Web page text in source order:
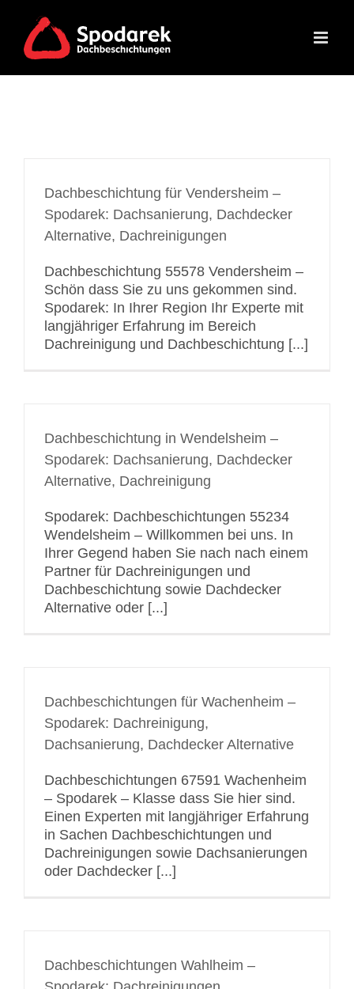
content
Dachbeschichtung für Vendersheim –
Spodarek: Dachsanierung, Dachdecker
Alternative, Dachreinigungen
Dachbeschichtung 55578 Vendersheim –
Schön dass Sie zu uns gekommen sind.
Spodarek: In Ihrer Region Ihr Experte mit
langjähriger Erfahrung im Bereich
Dachreinigung und Dachbeschichtung [...]
Dachbeschichtung in Wendelsheim –
Spodarek: Dachsanierung, Dachdecker
Alternative, Dachreinigung
Spodarek: Dachbeschichtungen 55234
Wendelsheim – Willkommen bei uns. In
Ihrer Gegend haben Sie nach nach einem
Partner für Dachreinigungen und
Dachbeschichtung sowie Dachdecker
Alternative oder [...]
Dachbeschichtungen für Wachenheim –
Spodarek: Dachreinigung,
Dachsanierung, Dachdecker Alternative
Dachbeschichtungen 67591 Wachenheim
– Spodarek – Klasse dass Sie hier sind.
Einen Experten mit langjähriger Erfahrung
in Sachen Dachbeschichtungen und
Dachreinigungen sowie Dachsanierungen
oder Dachdecker [...]
Dachbeschichtungen Wahlheim –